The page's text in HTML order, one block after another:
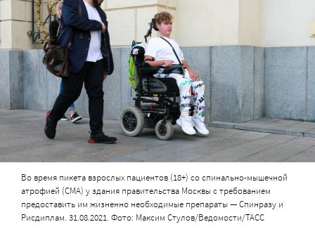
Во время пикета взрослых пациентов (18+) со спинально-мышечной
атрофией (СМА) у здания правительства Москвы с требованием
предоставить им жизненно необходимые препараты — Спинразу и
Рисдиплам. 31.08.2021. Фото: Максим Стулов/Ведомости/ТАСС